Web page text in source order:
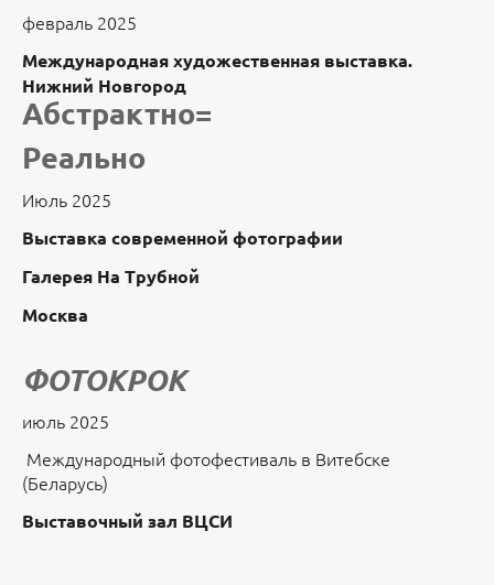
февраль 2025
Международная художественная выставка.
Нижний Новгород
Абстрактно=
Реально
Июль 2025
Выставка современной фотографии
Галерея На Трубной
Москва
ФОТОКРОК
июль 2025
Международный фотофестиваль в Витебске
(Беларусь)
Выставочный зал ВЦСИ